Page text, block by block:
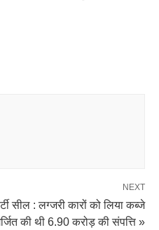
NEXT
सील : लग्जरी कारों को लिया कब्जे
की थी 6.90 करोड़ की संपत्ति »